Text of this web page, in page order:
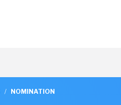
/ NOMINATION